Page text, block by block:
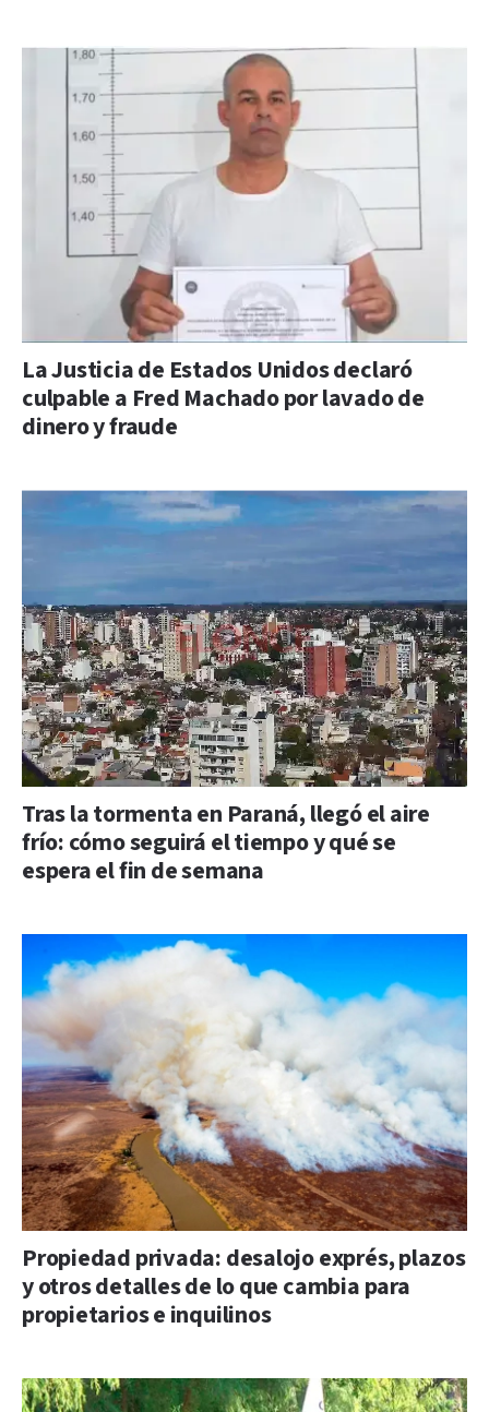
La Justicia de Estados Unidos declaró
culpable a Fred Machado por lavado de
dinero y fraude
Tras la tormenta en Paraná, llegó el aire
frío: cómo seguirá el tiempo y qué se
espera el fin de semana
Propiedad privada: desalojo exprés, plazos
y otros detalles de lo que cambia para
propietarios e inquilinos